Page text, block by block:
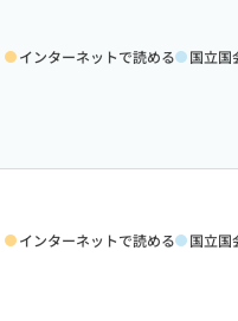
インターネットで読める 国立国
インターネットで読める 国立国